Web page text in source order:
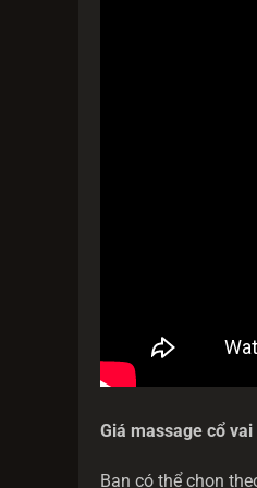
Giá massage cổ
Bạn có thể chọn